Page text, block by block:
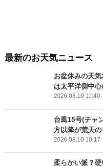
最新のお天気ニュース
お盆休みの天
は太平洋側中
2026.08.10 11:40
台風15号(チャ
方以降が荒天の
2026.08.10 10:17
柔らかい派？